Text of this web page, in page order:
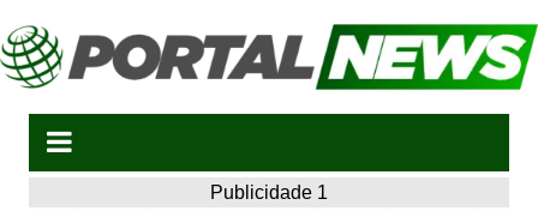
para
o
Publicidade 1